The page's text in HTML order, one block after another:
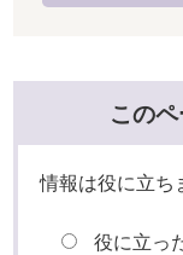
この
情報は役に立ち
役に立っ